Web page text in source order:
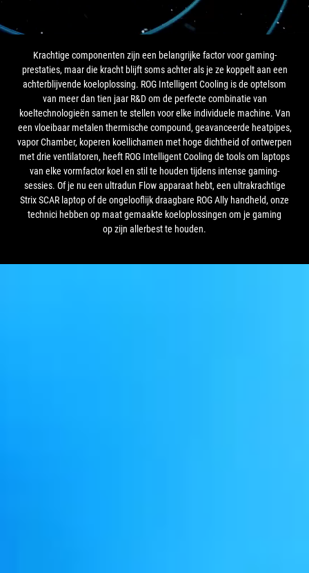
Krachtige componenten zijn een belangrijke factor voor gaming-
prestaties, maar die kracht blijft soms achter als je ze koppelt aan een
achterblijvende koeloplossing. ROG Intelligent Cooling is de optelsom
van meer dan tien jaar R&D om de perfecte combinatie van
koeltechnologieën samen te stellen voor elke individuele machine. Van
een vloeibaar metalen thermische compound, geavanceerde heatpipes,
vapor Chamber, koperen koellichamen met hoge dichtheid of ontwerpen
met drie ventilatoren, heeft ROG Intelligent Cooling de tools om laptops
van elke vormfactor koel en stil te houden tijdens intense gaming-
sessies. Of je nu een ultradun Flow apparaat hebt, een ultrakrachtige
Strix SCAR laptop of de ongelooflijk draagbare ROG Ally handheld, onze
technici hebben op maat gemaakte koeloplossingen om je gaming
op zijn allerbest te houden.